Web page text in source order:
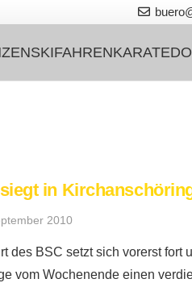
SKIFAHRENKARATEDO
in
2010
des BSC setzt sich vorerst fort
vom Wochenende einen